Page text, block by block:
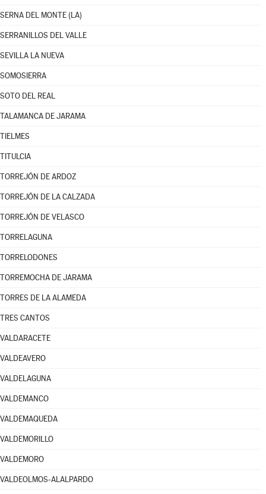
SERNA DEL MONTE (LA)
SERRANILLOS DEL VALLE
SEVILLA LA NUEVA
SOMOSIERRA
SOTO DEL REAL
TALAMANCA DE JARAMA
TIELMES
TITULCIA
TORREJÓN DE ARDOZ
TORREJÓN DE LA CALZADA
TORREJÓN DE VELASCO
TORRELAGUNA
TORRELODONES
TORREMOCHA DE JARAMA
TORRES DE LA ALAMEDA
TRES CANTOS
VALDARACETE
VALDEAVERO
VALDELAGUNA
VALDEMANCO
VALDEMAQUEDA
VALDEMORILLO
VALDEMORO
VALDEOLMOS-ALALPARDO